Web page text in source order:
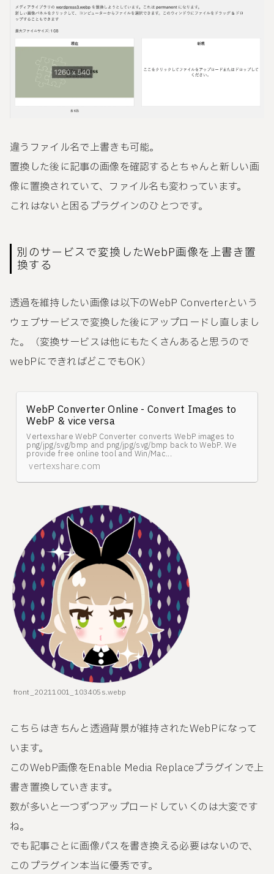
違うファイル名で上書きも可能。
置換した後に記事の画像を確認するとちゃんと新しい画
像に置換されていて、ファイル名も変わっています。
これはないと困るプラグインのひとつです。
別のサービスで変換したWebP画像を上書き置
換する
透過を維持したい画像は以下のWebP Converterという
ウェブサービスで変換した後にアップロードし直しまし
た。（変換サービスは他にもたくさんあると思うので
webPにできればどこでもOK）
WebP Converter Online - Convert Images to
WebP & vice versa
Vertexshare WebP Converter converts WebP images to
png/jpg/svg/bmp and png/jpg/svg/bmp back to WebP. We
provide free online tool and Win/Mac...
vertexshare.com
front_20211001_103405s.webp
こちらはきちんと透過背景が維持されたWebPになって
います。
このWebP画像をEnable Media Replaceプラグインで上
書き置換していきます。
数が多いと一つずつアップロードしていくのは大変です
ね。
でも記事ごとに画像パスを書き換える必要はないので、
このプラグイン本当に優秀です。